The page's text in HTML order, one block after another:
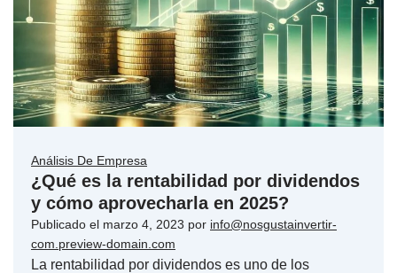
Análisis De Empresa
¿Qué es la rentabilidad por dividendos
y cómo aprovecharla en 2025?
Publicado el marzo 4, 2023 por info@nosgustainvertir-
com.preview-domain.com
La rentabilidad por dividendos es uno de los